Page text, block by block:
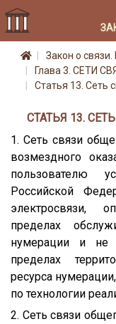
Закон о
Глава 3. СЕТИ
Статья 13. Сеть
СТАТЬЯ 13.
1. Сеть связи
возмездного
пользователю
Российской
электросвязи,
пределах
нумерации и не
пределах
ресурса
по технологии
2. Сеть связи